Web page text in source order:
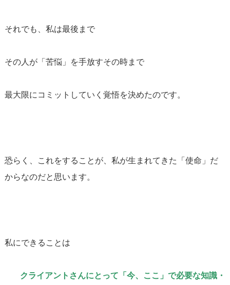
それでも、私は最後まで
その人が「苦悩」を手放すその時まで
最大限にコミットしていく覚悟を決めたのです。
恐らく、これをすることが、私が生まれてきた「使命」だ
からなのだと思います。
私にできることは
クライアントさんにとって「今、ここ」で必要な知識・